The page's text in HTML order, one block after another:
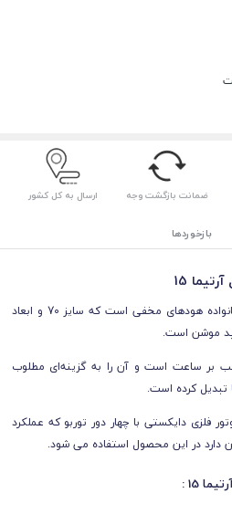
ضمانت بازگشت وجه ارسال به کل کشور
بازخوردها
15
هود مخفی کن مدل آرتیما 15 از خانواده هودهای مخفی است که سایز 70 و ابعاد
هود 700 متر مکعب بر ساعت است و آن را به گزینه‌ای مطلوب
تبدیل کرده است.
کن مدل آرتیما 15 از موتور فلزی دایکستی با چهار دور توربو که عملکرد
در این محصول استفاده می شود.
15 :